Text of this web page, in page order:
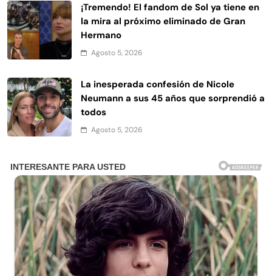
¡Tremendo! El fandom de Sol ya tiene en
la mira al próximo eliminado de Gran
Hermano
Agosto 5, 2026
La inesperada confesión de Nicole
Neumann a sus 45 años que sorprendió a
todos
Agosto 5, 2026